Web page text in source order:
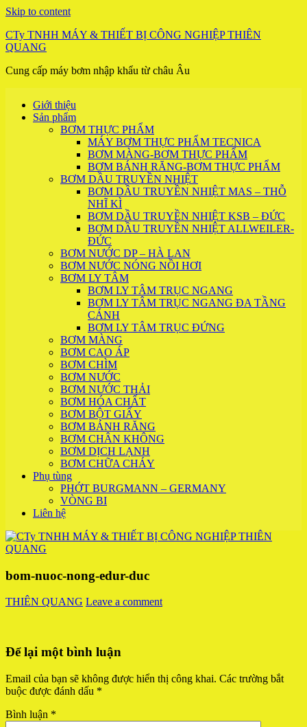
Skip to content
CTy TNHH MÁY & THIẾT BỊ CÔNG NGHIỆP THIÊN
QUANG
Cung cấp máy bơm nhập khẩu từ châu Âu
Giới thiệu
Sản phẩm
BƠM THỰC PHẨM
MÁY BƠM THỰC PHẨM TECNICA
BƠM MÀNG-BƠM THỰC PHẨM
BƠM BÁNH RĂNG-BƠM THỰC PHẨM
BƠM DẦU TRUYỀN NHIỆT
BƠM DẦU TRUYỀN NHIỆT MAS – THỖ
NHĨ KÌ
BƠM DẦU TRUYỀN NHIỆT KSB – ĐỨC
BƠM DẦU TRUYỀN NHIỆT ALLWEILER-
ĐỨC
BƠM NƯỚC DP – HÀ LAN
BƠM NƯỚC NÓNG NỒI HƠI
BƠM LY TÂM
BƠM LY TÂM TRỤC NGANG
BƠM LY TÂM TRỤC NGANG ĐA TẦNG
CÁNH
BƠM LY TÂM TRỤC ĐỨNG
BƠM MÀNG
BƠM CAO ÁP
BƠM CHÌM
BƠM NƯỚC
BƠM NƯỚC THẢI
BƠM HÓA CHẤT
BƠM BỘT GIẤY
BƠM BÁNH RĂNG
BƠM CHÂN KHÔNG
BƠM DỊCH LẠNH
BƠM CHỮA CHÁY
Phụ tùng
PHỚT BURGMANN – GERMANY
VÒNG BI
Liên hệ
bom-nuoc-nong-edur-duc
THIÊN QUANG Leave a comment
Để lại một bình luận
Email của bạn sẽ không được hiển thị công khai. Các trường bắt
buộc được đánh dấu *
Bình luận *